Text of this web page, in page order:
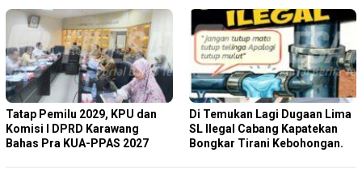
Tatap Pemilu 2029, KPU dan
Komisi I DPRD Karawang
Bahas Pra KUA-PPAS 2027
Di Temukan Lagi Dugaan Lima
SL Ilegal Cabang Kapatekan
Bongkar Tirani Kebohongan.